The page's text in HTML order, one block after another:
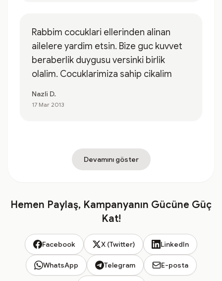
Rabbim cocuklari ellerinden alinan
ailelere yardim etsin. Bize guc kuvvet
beraberlik duygusu versinki birlik
olalim. Cocuklarimiza sahip cikalim
Nazli D.
17 Mar 2013
Devamını göster
Hemen Paylaş, Kampanyanın Gücüne Güç
Kat!
Facebook X (Twitter) LinkedIn
WhatsApp Telegram E-posta